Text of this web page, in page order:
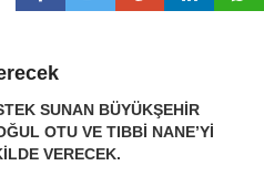
SUNAN BÜYÜKŞEHİR
OTU VE TIBBİ NANE’Yİ
VERECEK.